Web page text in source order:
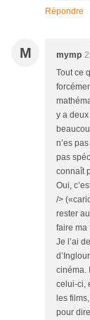
Répondre
M mymp
Tout ce
y a
n’es
pas
connaît
Oui,
/>
rester
faire ma
Je l’ai
cinéma.
celui-ci,
les
pour